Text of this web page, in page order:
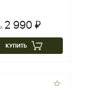
2 990 ₽
КУПИТЬ